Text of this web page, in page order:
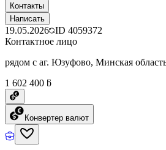
Контакты
Написать
19.05.2026 ID 4059372
Контактное лицо
рядом с аг. Юзуфово, Минская
1 602 400 ƃ
Конвертер валют